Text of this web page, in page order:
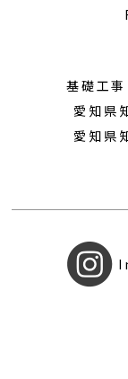
基礎工
愛知県
愛知県